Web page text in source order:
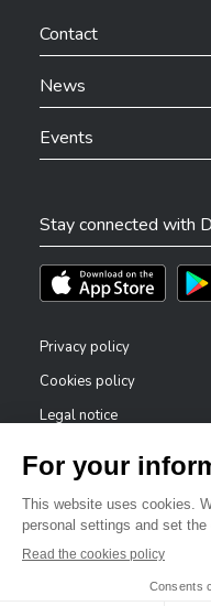
Contact
News
Events
Stay connected with
Téléchargez l'app sur
Privacy policy
Cookies policy
Legal notice
Reporting system —
©2026 All rights